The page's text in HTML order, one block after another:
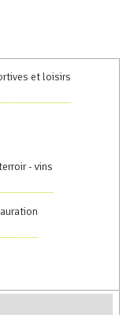
et loisirs
- vins